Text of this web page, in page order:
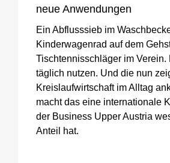
neue Anwendungen
Ein Abflusssieb im
Kinderwagenrad auf dem
Tischtennisschläger im Verein.
täglich nutzen. Und die nun
Kreislaufwirtschaft im Alltag
macht das eine internationale
der Business Upper Austria
Anteil hat.